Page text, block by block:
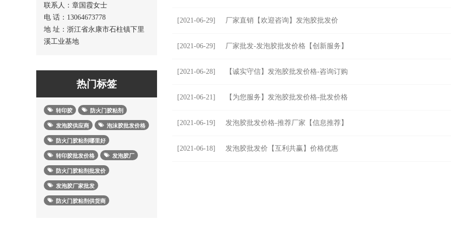
联系人：章国霞女士
电 话：13064673778
地 址：浙江省永康市石柱镇下里
溪工业基地
热门标签
转印胶 防火门胶粘剂
发泡胶供应商 泡沫胶批发价格
防火门胶粘剂哪里好
转印胶批发价格 发泡胶厂
防火门胶粘剂批发价
发泡胶厂家批发
防火门胶粘剂供货商
[2021-06-29] 厂家直销【欢迎咨询】发泡胶批发价
[2021-06-29] 厂家批发-发泡胶批发价格【创新服务】
[2021-06-28] 【诚实守信】发泡胶批发价格-咨询订购
[2021-06-21] 【为您服务】发泡胶批发价格-批发价格
[2021-06-19] 发泡胶批发价格-推荐厂家【信息推荐】
[2021-06-18] 发泡胶批发价【互利共赢】价格优惠